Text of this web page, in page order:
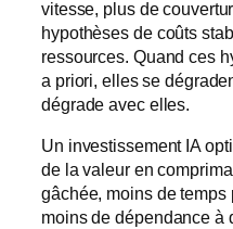
vitesse, plus de
hypothèses de coûts
ressources. Quand ces
a priori, elles se
dégrade avec elles.
Un investissement IA
de la valeur en
gâchée, moins de temps
moins de dépendance à